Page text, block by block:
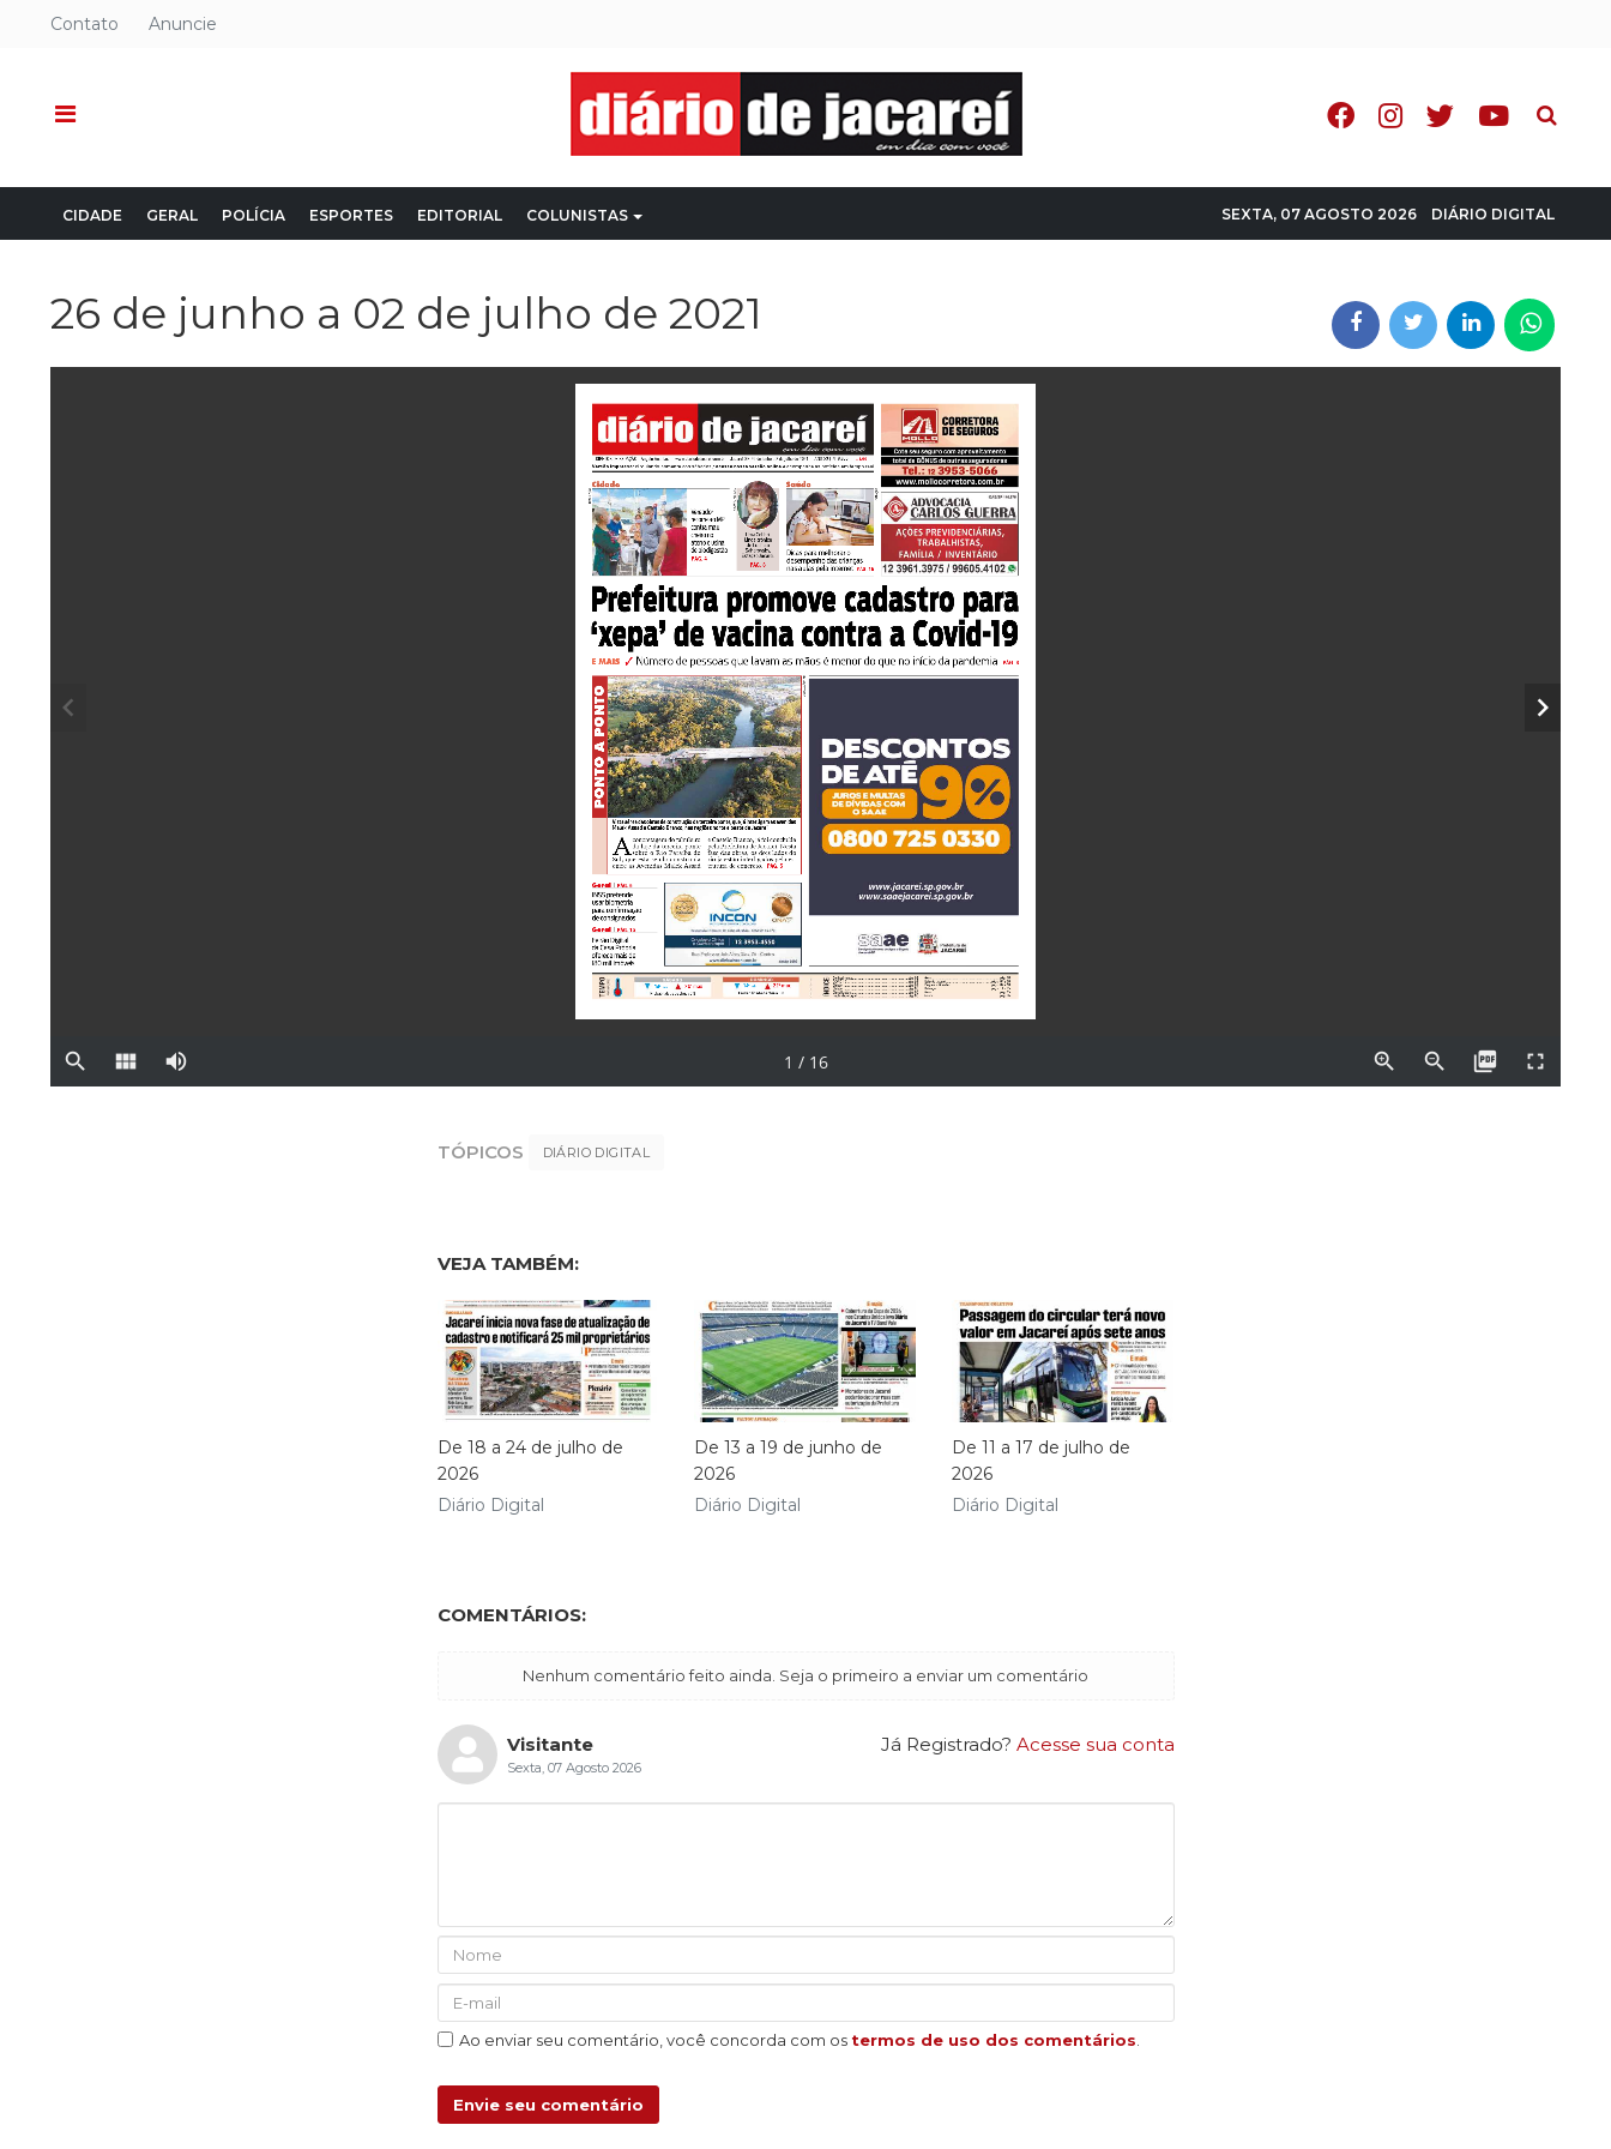
Contato Anuncie
Pesquisa
CIDADE GERAL POLÍCIA ESPORTES EDITORIAL COLUNISTAS SEXTA, 07 AGOSTO 2026 DIÁRIO DIGITAL
26 de junho a 02 de julho de 2021
TÓPICOS DIÁRIO DIGITAL
VEJA TAMBÉM:
De 18 a 24 de julho de
2026
Diário Digital
De 13 a 19 de junho de
2026
Diário Digital
De 11 a 17 de julho de
2026
Diário Digital
COMENTÁRIOS:
Nenhum comentário feito ainda. Seja o primeiro a enviar um comentário
Já Registrado? Acesse sua conta
Visitante
Sexta, 07 Agosto 2026
Ao enviar seu comentário, você concorda com os termos de uso dos comentários.
Envie seu comentário